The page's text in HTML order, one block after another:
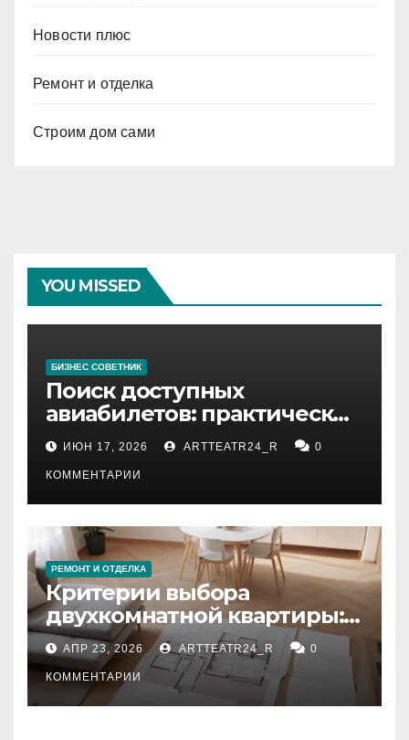
Новости плюс
Ремонт и отделка
Строим дом сами
YOU MISSED
БИЗНЕС СОВЕТНИК
Поиск доступных
авиабилетов: практические
рекомендации
ИЮН 17, 2026 ARTTEATR24_R 0
КОММЕНТАРИИ
РЕМОНТ И ОТДЕЛКА
Критерии выбора
двухкомнатной квартиры:
планировка, площадь,
состояние и документация
АПР 23, 2026 ARTTEATR24_R 0
КОММЕНТАРИИ